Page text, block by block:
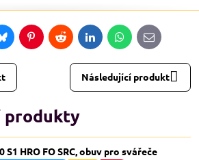
BlueskyPinterestRedditLinkedInWhatsApp
E-
mail
Následující produkt
S1 HRO FO SRC, obuv pro svářeče